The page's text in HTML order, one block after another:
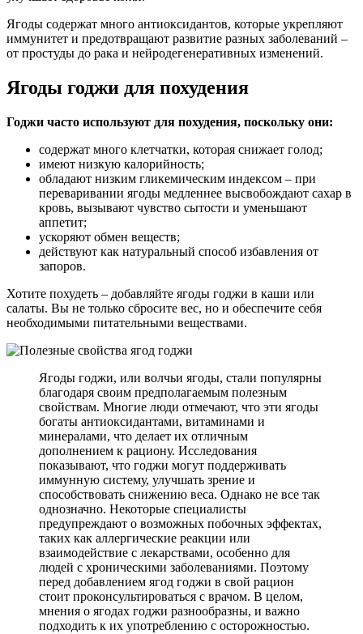
Ягоды содержат много антиоксидантов, которые укрепляют
иммунитет и предотвращают развитие разных заболеваний –
от простуды до рака и нейродегенеративных изменений.
Ягоды годжи для похудения
Годжи часто используют для похудения, поскольку они:
содержат много клетчатки, которая снижает голод;
имеют низкую калорийность;
обладают низким гликемическим индексом – при
переваривании ягоды медленнее высвобождают сахар в
кровь, вызывают чувство сытости и уменьшают
аппетит;
ускоряют обмен веществ;
действуют как натуральный способ избавления от
запоров.
Хотите похудеть – добавляйте ягоды годжи в каши или
салаты. Вы не только сбросите вес, но и обеспечите себя
необходимыми питательными веществами.
Ягоды годжи, или волчьи ягоды, стали популярны
благодаря своим предполагаемым полезным
свойствам. Многие люди отмечают, что эти ягоды
богаты антиоксидантами, витаминами и
минералами, что делает их отличным
дополнением к рациону. Исследования
показывают, что годжи могут поддерживать
иммунную систему, улучшать зрение и
способствовать снижению веса. Однако не все так
однозначно. Некоторые специалисты
предупреждают о возможных побочных эффектах,
таких как аллергические реакции или
взаимодействие с лекарствами, особенно для
людей с хроническими заболеваниями. Поэтому
перед добавлением ягод годжи в свой рацион
стоит проконсультироваться с врачом. В целом,
мнения о ягодах годжи разнообразны, и важно
подходить к их употреблению с осторожностью.